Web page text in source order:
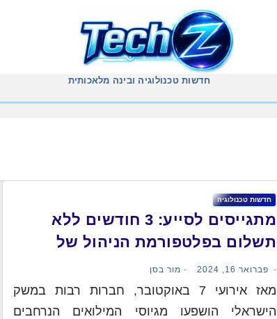
חדשות טכנולוגיה ובינה מלאכותית
חדשות טכנולוגיה
מתגייסים לסייע: 3 חודשים ללא
תשלום בפלטפורמת הניהול של
Fiverr
פברואר 16, 2024 מור בסן
מאז אירועי 7 באוקטובר, חברות רבות במשק
הישראלי הושפעו מגיוסי המילואים הנרחבים